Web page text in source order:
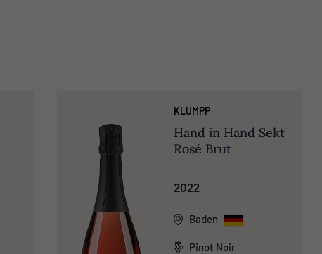
KLUMPP
Hand in Hand Sekt
Rosé Brut
2022
Baden
Pinot Noir